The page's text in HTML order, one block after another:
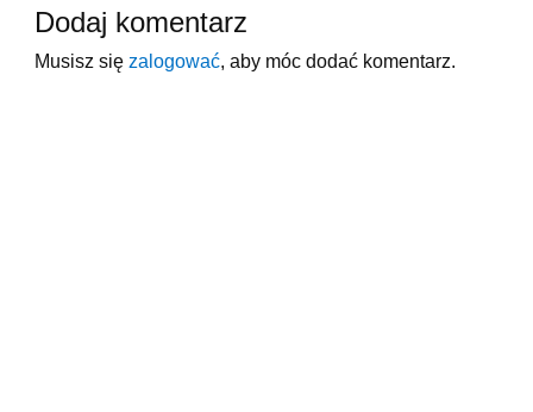
Dodaj komentarz
Musisz się zalogować , aby móc dodać komentarz.